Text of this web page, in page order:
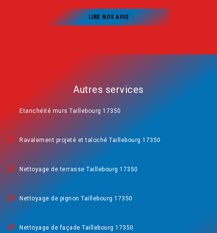
LIRE NOS AVIS
Autres services
Etanchéité murs Taillebourg 17350
Ravalement projeté et taloché Taillebourg 17350
Nettoyage de terrasse Taillebourg 17350
Nettoyage de pignon Taillebourg 17350
Nettoyage de façade Taillebourg 17350